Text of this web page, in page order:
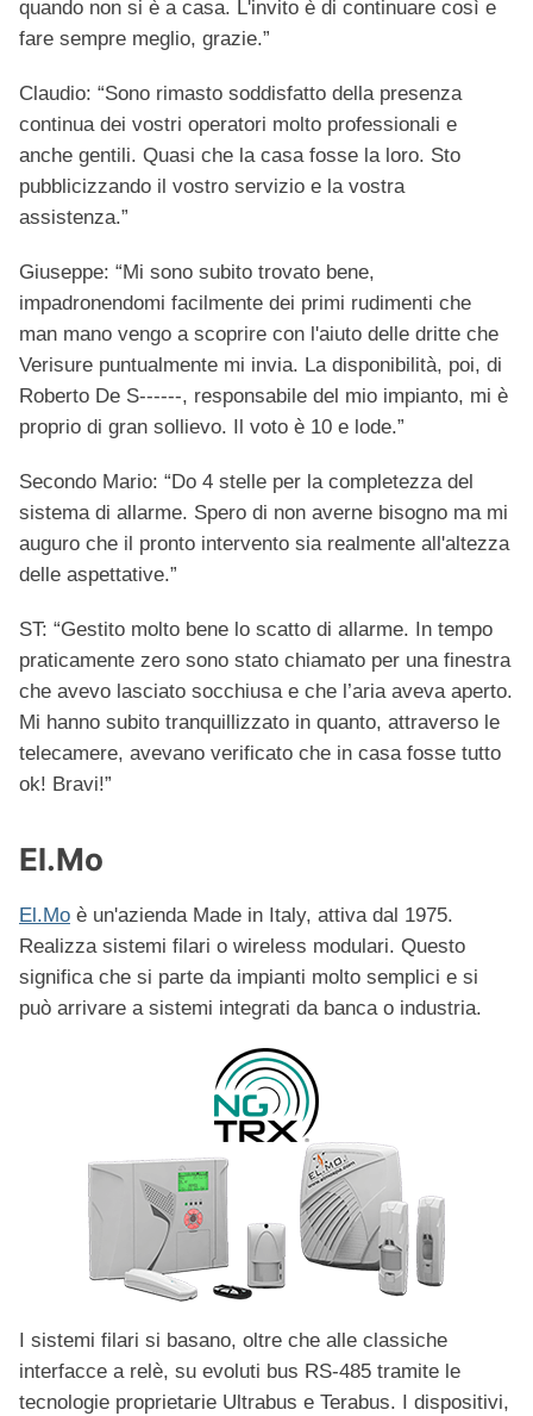
quando non si è a casa. L'invito è di continuare così e
fare sempre meglio, grazie.”
Claudio: “Sono rimasto soddisfatto della presenza
continua dei vostri operatori molto professionali e
anche gentili. Quasi che la casa fosse la loro. Sto
pubblicizzando il vostro servizio e la vostra
assistenza.”
Giuseppe: “Mi sono subito trovato bene,
impadronendomi facilmente dei primi rudimenti che
man mano vengo a scoprire con l'aiuto delle dritte che
Verisure puntualmente mi invia. La disponibilità, poi, di
Roberto De S------, responsabile del mio impianto, mi è
proprio di gran sollievo. Il voto è 10 e lode.”
Secondo Mario: “Do 4 stelle per la completezza del
sistema di allarme. Spero di non averne bisogno ma mi
auguro che il pronto intervento sia realmente all'altezza
delle aspettative.”
ST: “Gestito molto bene lo scatto di allarme. In tempo
praticamente zero sono stato chiamato per una finestra
che avevo lasciato socchiusa e che l’aria aveva aperto.
Mi hanno subito tranquillizzato in quanto, attraverso le
telecamere, avevano verificato che in casa fosse tutto
ok! Bravi!”
El.Mo
El.Mo è un'azienda Made in Italy, attiva dal 1975.
Realizza sistemi filari o wireless modulari. Questo
significa che si parte da impianti molto semplici e si
può arrivare a sistemi integrati da banca o industria.
I sistemi filari si basano, oltre che alle classiche
interfacce a relè, su evoluti bus RS-485 tramite le
tecnologie proprietarie Ultrabus e Terabus. I dispositivi,